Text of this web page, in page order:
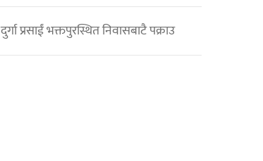
दुर्गा प्रसाईं भक्तपुरस्थित निवासबाटै पक्राउ